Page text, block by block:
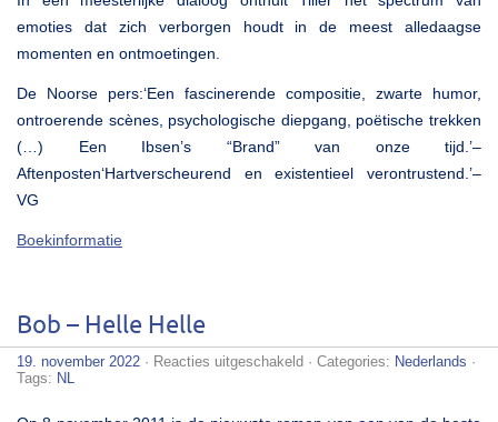
emoties dat zich verborgen houdt in de meest alledaagse
momenten en ontmoetingen.
De Noorse pers:‘Een fascinerende compositie, zwarte humor,
ontroerende scènes, psychologische diepgang, poëtische trekken
(…) Een Ibsen’s “Brand” van onze tijd.’–
Aftenposten‘Hartverscheurend en existentieel verontrustend.’–
VG
Boekinformatie
Bob – Helle Helle
19. november 2022 · Reacties uitgeschakeldvoor
· Categories: Nederlands ·
Tags: NL